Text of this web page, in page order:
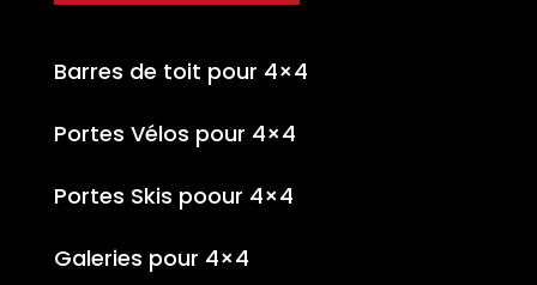
Barres de toit pour 4×4
Portes Vélos pour 4×4
Portes Skis poour 4×4
Galeries pour 4×4